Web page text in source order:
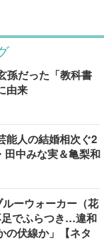
孫だった「教科書
由来
能人の結婚相次ぐ2
田中みな実＆亀梨和
ルーウォーカー（花
でふらつき…違和
の伏線か」【ネタ